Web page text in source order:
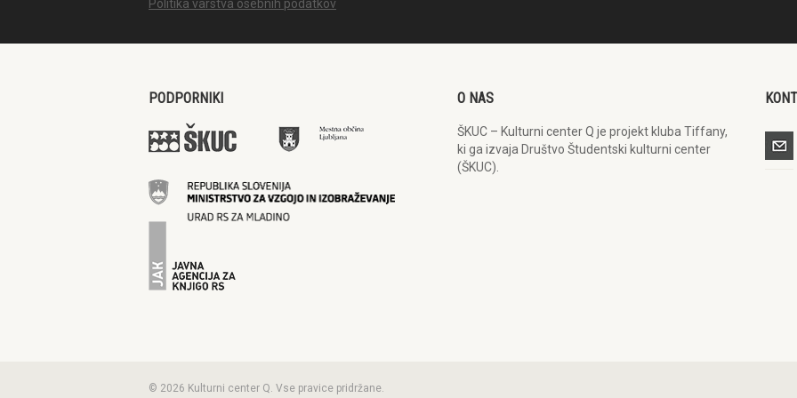
Politika varstva osebnih podatkov
PODPORNIKI O NAS
ŠKUC – Kulturni center Q je projekt kluba Tiffany,
ki ga izvaja Društvo Študentski kulturni center
(ŠKUC).
© 2026 Kulturni center Q. Vse pravice pridržane.